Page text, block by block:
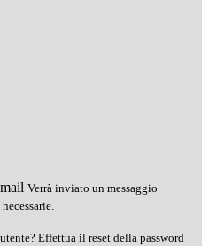
Verrà inviato un messaggio
Effettua il reset della password